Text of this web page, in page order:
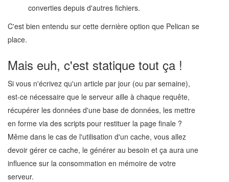
converties depuis d'autres fichiers.
C'est bien entendu sur cette dernière option que Pelican se
place.
Mais euh, c'est statique tout ça !
Si vous n'écrivez qu'un article par jour (ou par semaine),
est-ce nécessaire que le serveur aille à chaque requête,
récupérer les données d'une base de données, les mettre
en forme via des scripts pour restituer la page finale ?
Même dans le cas de l'utilisation d'un cache, vous allez
devoir gérer ce cache, le générer au besoin et ça aura une
influence sur la consommation en mémoire de votre
serveur.